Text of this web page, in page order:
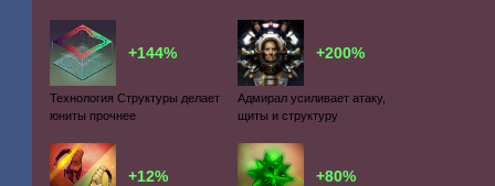
+144%
Технология Структуры делает
юниты прочнее
+200%
Адмирал усиливает атаку,
щиты и структуру
+12% +80%